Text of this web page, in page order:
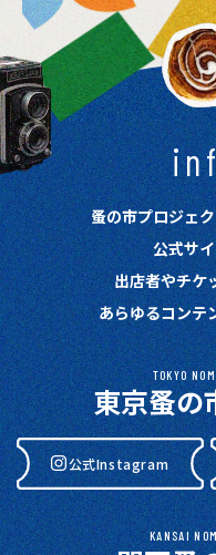
蚤の市プロジェ
公式サ
出店者やチケ
あらゆるコンテ
TOKYO
東京蚤の
公式Instagram
KANSAI